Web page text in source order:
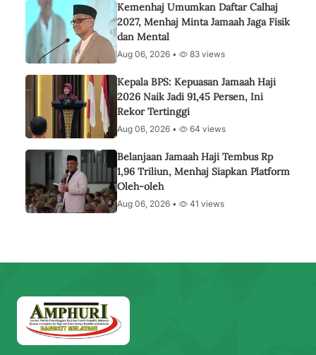
Kemenhaj Umumkan Daftar Calhaj
2027, Menhaj Minta Jamaah Jaga Fisik
dan Mental
Aug 06, 2026 • 83 views
Kepala BPS: Kepuasan Jamaah Haji
2026 Naik Jadi 91,45 Persen, Ini
Rekor Tertinggi
Aug 06, 2026 • 64 views
Belanjaan Jamaah Haji Tembus Rp
1,96 Triliun, Menhaj Siapkan Platform
Oleh-oleh
Aug 06, 2026 • 41 views